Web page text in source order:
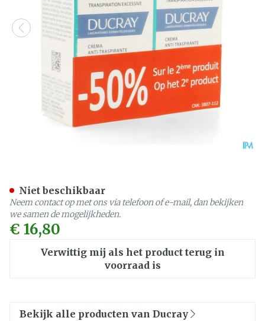
€ 16,80
Verwittig mij als het product terug in
voorraad is
Niet beschikbaar
Neem contact op met ons via telefoon of e-mail, dan bekijken
we samen de mogelijkheden.
Bekijk alle producten van Ducray